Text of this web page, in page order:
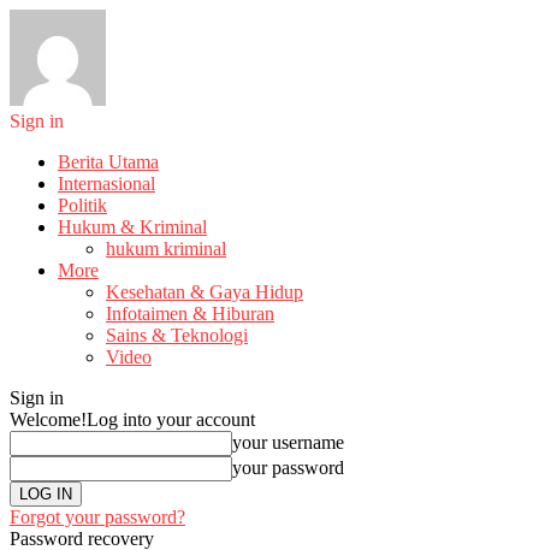
Sign in
Berita Utama
Internasional
Politik
Hukum & Kriminal
hukum kriminal
More
Kesehatan & Gaya Hidup
Infotaimen & Hiburan
Sains & Teknologi
Video
Sign in
Welcome!Log into your account
your username
your password
Forgot your password?
Password recovery